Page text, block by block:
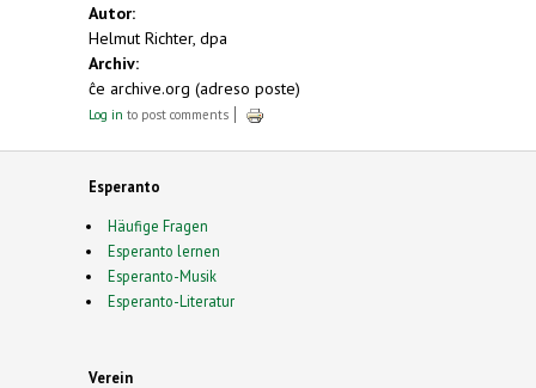
Autor:
Helmut Richter, dpa
Archiv:
ĉe archive.org (adreso poste)
Log in to post comments
Esperanto
Häufige Fragen
Esperanto lernen
Esperanto-Musik
Esperanto-Literatur
Verein